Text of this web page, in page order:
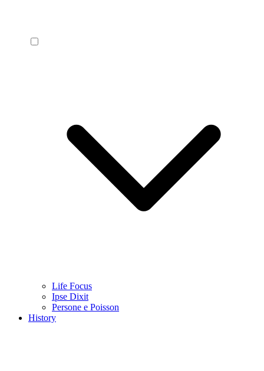
Life Focus
Ipse Dixit
Persone e Poisson
History